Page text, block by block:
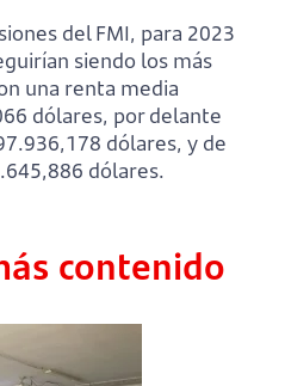
del FMI, para 2023
siendo los más
una renta media
dólares, por delante
dólares, y de
dólares.
contenido